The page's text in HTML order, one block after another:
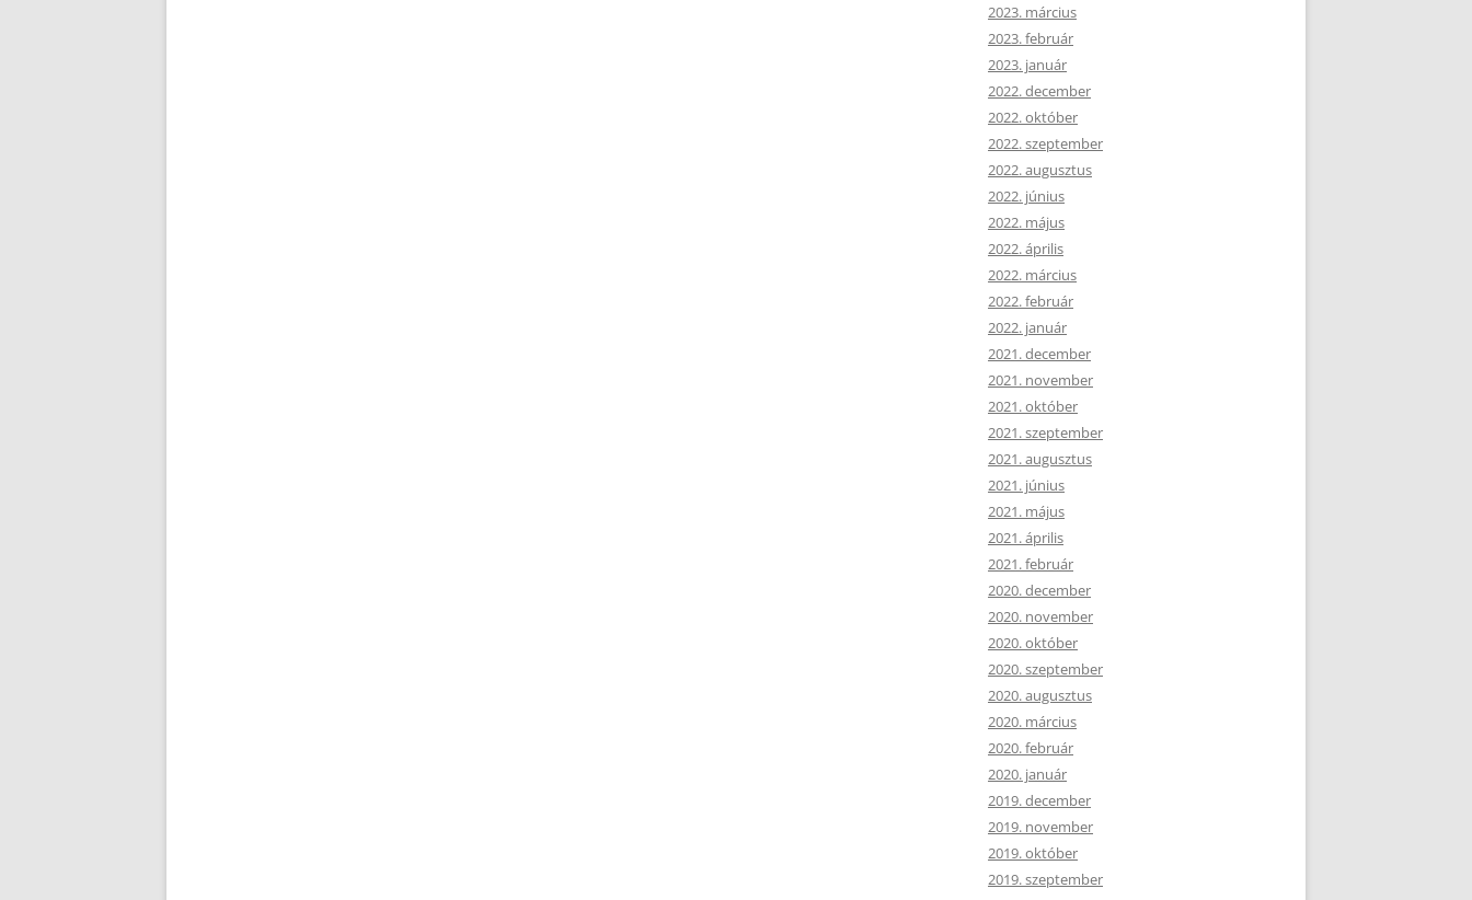
2023. március
2023. február
2023. január
2022. december
2022. október
2022. szeptember
2022. augusztus
2022. június
2022. május
2022. április
2022. március
2022. február
2022. január
2021. december
2021. november
2021. október
2021. szeptember
2021. augusztus
2021. június
2021. május
2021. április
2021. február
2020. december
2020. november
2020. október
2020. szeptember
2020. augusztus
2020. március
2020. február
2020. január
2019. december
2019. november
2019. október
2019. szeptember